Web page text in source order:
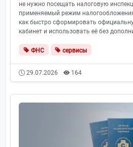
не нужно посещать налоговую
применяемый режим
как быстро сформировать
кабинет и использовать её без
ФНС сервисы
29.07.2026 164